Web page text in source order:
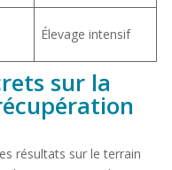
Élevage intensif
sur la
résultats sur le terrain